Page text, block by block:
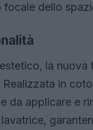
dello
la
in
da applicare e